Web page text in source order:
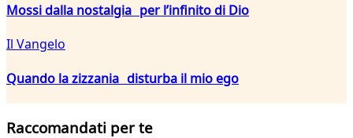
Mossi dalla nostalgia per l’infinito di Dio
Il Vangelo
Quando la zizzania disturba il mio ego
Raccomandati per te